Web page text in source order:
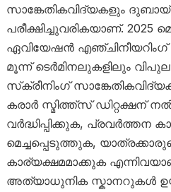
സാങ്കേതികവിദ്യകളും
പരീക്ഷിച്ചുവരികയാണ്.
ഏവിയേഷൻ എഞ്ചിനീയറിംഗ്
മൂന്ന് ടെർമിനലുകളിലും
സ്‌ക്രീനിംഗ്
കരാർ സ്മിത്ത്സ് ഡിറ്റക്ഷന്
വർദ്ധിപ്പിക്കുക, പ്രവർത്തന
മെച്ചപ്പെടുത്തുക,
കാര്യക്ഷമമാക്കുക
അത്യാധുനിക സ്കാനറുകൾ